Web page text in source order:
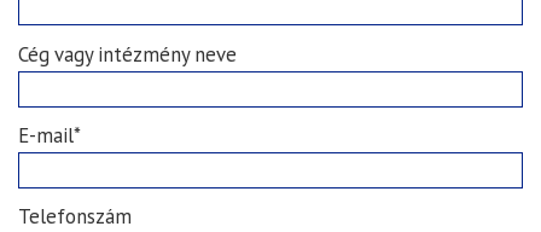
Cég vagy intézmény neve
E-mail*
Telefonszám